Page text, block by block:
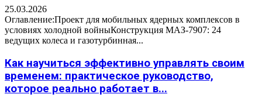
25.03.2026
Оглавление:Проект для мобильных ядерных комплексов в
условиях холодной войныКонструкция МАЗ-7907: 24
ведущих колеса и газотурбинная...
Как научиться эффективно управлять своим
временем: практическое руководство,
которое реально работает в...